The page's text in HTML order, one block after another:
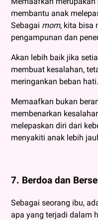
membantu anak
Sebagai mom, kita bisa
pengampunan dan
Akan lebih baik jika
membuat kesalahan,
meringankan beban hati.
Memaafkan bukan
membenarkan
melepaskan diri dari
menyakiti anak lebih
7. Berdoa dan
Sebagai seorang ibu,
apa yang terjadi dalam